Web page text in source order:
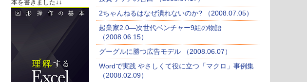
本を書きました↓↓
2ちゃんねるはなぜ潰れないのか? （2008.07.05）
起業家2.0―次世代ベンチャー9組の物語
（2008.06.15）
グーグルに勝つ広告モデル （2008.06.07）
Wordで実践 やさしくて役に立つ「マクロ」事例集
（2008.02.09）